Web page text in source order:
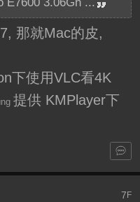
E7600 3.06Gh ...
那就Mac的皮,
下使用VLC看4K
提供 KMPlayer下
7 F